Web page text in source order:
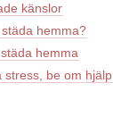
känslor
hemma?
hemma
stress, be om hjälp